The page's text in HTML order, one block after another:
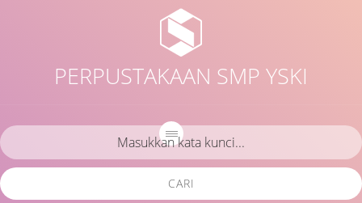
PERPUSTAKAAN SMP YSKI
CARI